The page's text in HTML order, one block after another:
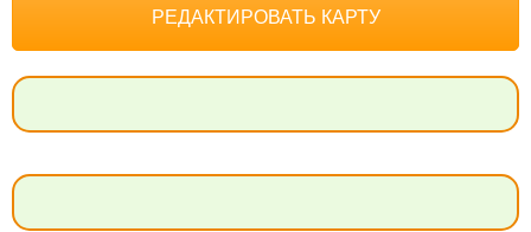
РЕДАКТИРОВАТЬ КАРТУ